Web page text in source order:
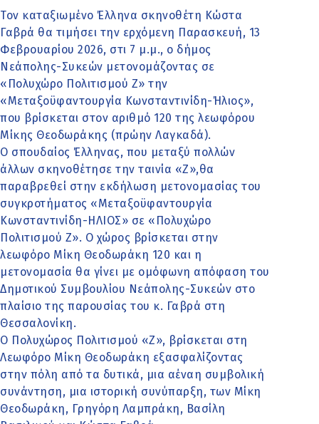
Τον καταξιωμένο Έλληνα σκηνοθέτη Κώστα
Γαβρά θα τιμήσει την ερχόμενη Παρασκευή, 13
Φεβρουαρίου 2026, στι 7 μ.μ., ο δήμος
Νεάπολης-Συκεών μετονομάζοντας σε
«Πολυχώρο Πολιτισμού Ζ» την
«Μεταξοϋφαντουργία Κωνσταντινίδη-Ήλιος»,
που βρίσκεται στον αριθμό 120 της λεωφόρου
Μίκης Θεοδωράκης (πρώην Λαγκαδά).
Ο σπουδαίος Έλληνας, που μεταξύ πολλών
άλλων σκηνοθέτησε την ταινία «Ζ»,θα
παραβρεθεί στην εκδήλωση μετονομασίας του
συγκροτήματος «Μεταξοϋφαντουργία
Κωνσταντινίδη-ΗΛΙΟΣ» σε «Πολυχώρο
Πολιτισμού Ζ». Ο χώρος βρίσκεται στην
λεωφόρο Μίκη Θεοδωράκη 120 και η
μετονομασία θα γίνει με ομόφωνη απόφαση του
Δημοτικού Συμβουλίου Νεάπολης-Συκεών στο
πλαίσιο της παρουσίας του κ. Γαβρά στη
Θεσσαλονίκη.
Ο Πολυχώρος Πολιτισμού «Ζ», βρίσκεται στη
Λεωφόρο Μίκη Θεοδωράκη εξασφαλίζοντας
στην πόλη από τα δυτικά, μια αέναη συμβολική
συνάντηση, μια ιστορική συνύπαρξη, των Μίκη
Θεοδωράκη, Γρηγόρη Λαμπράκη, Βασίλη